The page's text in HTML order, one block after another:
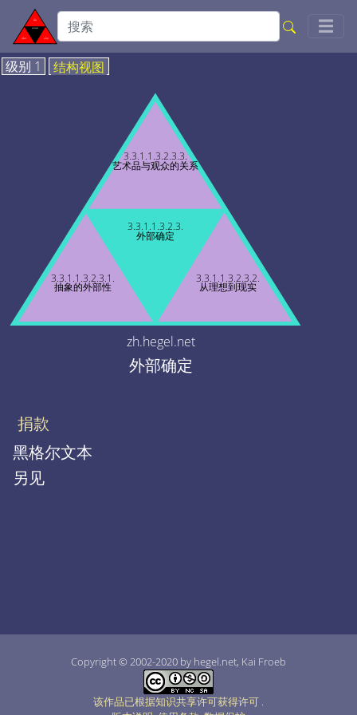
☰
级别 1 结构视图
3.3.1.1.3.2.3.
外部确定
3.3.1.1.3.2.3.1.
抽象的外部性
3.3.1.1.3.2.3.2.
从理想到现实
3.3.1.1.3.2.3.3.
艺术品与观众的关系
zh.hegel.net
外部确定
捐款
黑格尔文本
另见
Copyright © 2002-2020 by hegel.net, Kai Froeb
该作品已根据知识共享许可获得许可 .